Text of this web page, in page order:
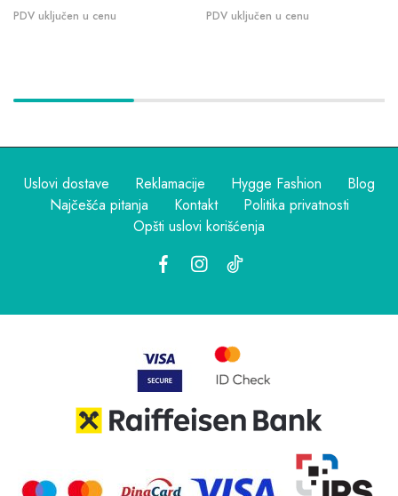
Uslovi dostave Reklamacije Hygge Fashion
Blog
Najčešća pitanja
Kontakt
Politika privatnosti
Opšti uslovi korišćenja